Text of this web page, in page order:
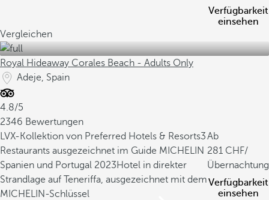
Verfügbarkeit
einsehen
Vergleichen
Royal Hideaway Corales Beach - Adults Only
Adeje, Spain
4.8/5
2346 Bewertungen
LVX-Kollektion von Preferred Hotels & Resorts3
Restaurants ausgezeichnet im Guide MICHELIN
Spanien und Portugal 2023Hotel in direkter
Strandlage auf Teneriffa, ausgezeichnet mit dem
MICHELIN-Schlüssel
Ab
281
/
Übernachtung
Verfügbarkeit
einsehen